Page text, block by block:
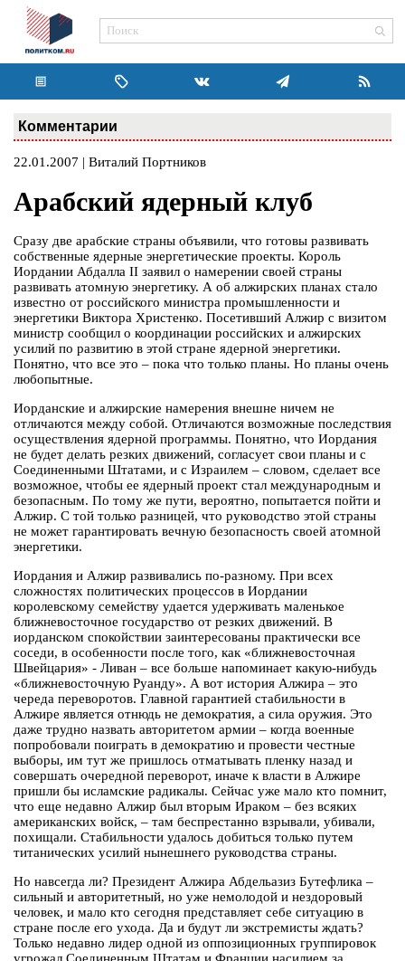
Комментарии
22.01.2007 | Виталий Портников
Арабский ядерный клуб
Сразу две арабские страны объявили, что готовы развивать
собственные ядерные энергетические проекты. Король
Иордании Абдалла II заявил о намерении своей страны
развивать атомную энергетику. А об алжирских планах стало
известно от российского министра промышленности и
энергетики Виктора Христенко. Посетивший Алжир с визитом
министр сообщил о координации российских и алжирских
усилий по развитию в этой стране ядерной энергетики.
Понятно, что все это – пока что только планы. Но планы очень
любопытные.
Иорданские и алжирские намерения внешне ничем не
отличаются между собой. Отличаются возможные последствия
осуществления ядерной программы. Понятно, что Иордания
не будет делать резких движений, согласует свои планы и с
Соединенными Штатами, и с Израилем – словом, сделает все
возможное, чтобы ее ядерный проект стал международным и
безопасным. По тому же пути, вероятно, попытается пойти и
Алжир. С той только разницей, что руководство этой страны
не может гарантировать вечную безопасность своей атомной
энергетики.
Иордания и Алжир развивались по-разному. При всех
сложностях политических процессов в Иордании
королевскому семейству удается удерживать маленькое
ближневосточное государство от резких движений. В
иорданском спокойствии заинтересованы практически все
соседи, в особенности после того, как «ближневосточная
Швейцария» - Ливан – все больше напоминает какую-нибудь
«ближневосточную Руанду». А вот история Алжира – это
череда переворотов. Главной гарантией стабильности в
Алжире является отнюдь не демократия, а сила оружия. Это
даже трудно назвать авторитетом армии – когда военные
попробовали поиграть в демократию и провести честные
выборы, им тут же пришлось отматывать пленку назад и
совершать очередной переворот, иначе к власти в Алжире
пришли бы исламские радикалы. Сейчас уже мало кто помнит,
что еще недавно Алжир был вторым Ираком – без всяких
американских войск, – там беспрестанно взрывали, убивали,
похищали. Стабильности удалось добиться только путем
титанических усилий нынешнего руководства страны.
Но навсегда ли? Президент Алжира Абдельазиз Бутефлика –
сильный и авторитетный, но уже немолодой и нездоровый
человек, и мало кто сегодня представляет себе ситуацию в
стране после его ухода. Да и будут ли экстремисты ждать?
Только недавно лидер одной из оппозиционных группировок